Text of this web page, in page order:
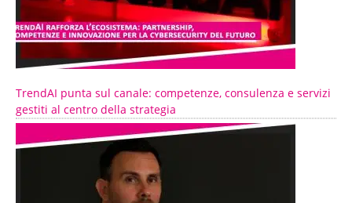
TrendAI punta sul canale: competenze, consulenza e servizi
gestiti al centro della strategia